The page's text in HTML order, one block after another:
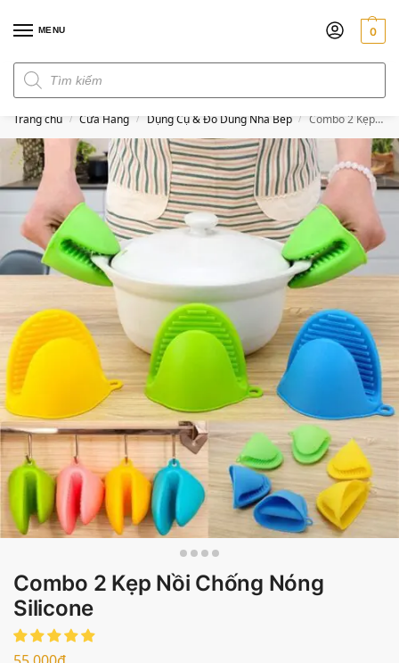
MENU 0
Trang chủ / Cửa Hàng / Dụng Cụ & Đồ Dùng Nhà Bếp / Combo 2 Kẹp Nồi Chống Nóng Silicone
Combo 2 Kẹp Nồi Chống Nóng
Silicone